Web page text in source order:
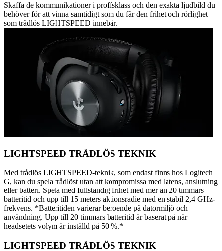
Skaffa de kommunikationer i proffsklass och den exakta ljudbild du
behöver för att vinna samtidigt som du får den frihet och rörlighet
som trådlös LIGHTSPEED innebär.
LIGHTSPEED TRÅDLÖS TEKNIK
Med trådlös LIGHTSPEED-teknik, som endast finns hos Logitech
G, kan du spela trådlöst utan att kompromissa med latens, anslutning
eller batteri. Spela med fullständig frihet med mer än 20 timmars
batteritid och upp till 15 meters aktionsradie med en stabil 2,4 GHz-
frekvens. *Batteritiden varierar beroende på datormiljö och
användning. Upp till 20 timmars batteritid är baserat på när
headsetets volym är inställd på 50 %.*
LIGHTSPEED TRÅDLÖS TEKNIK